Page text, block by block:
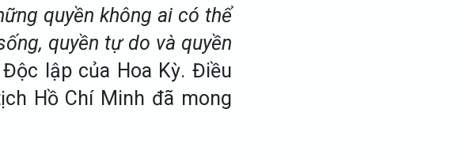
quyền không ai có thể
quyền tự do và quyền
lập của Hoa Kỳ. Điều
Hồ Chí Minh đã mong